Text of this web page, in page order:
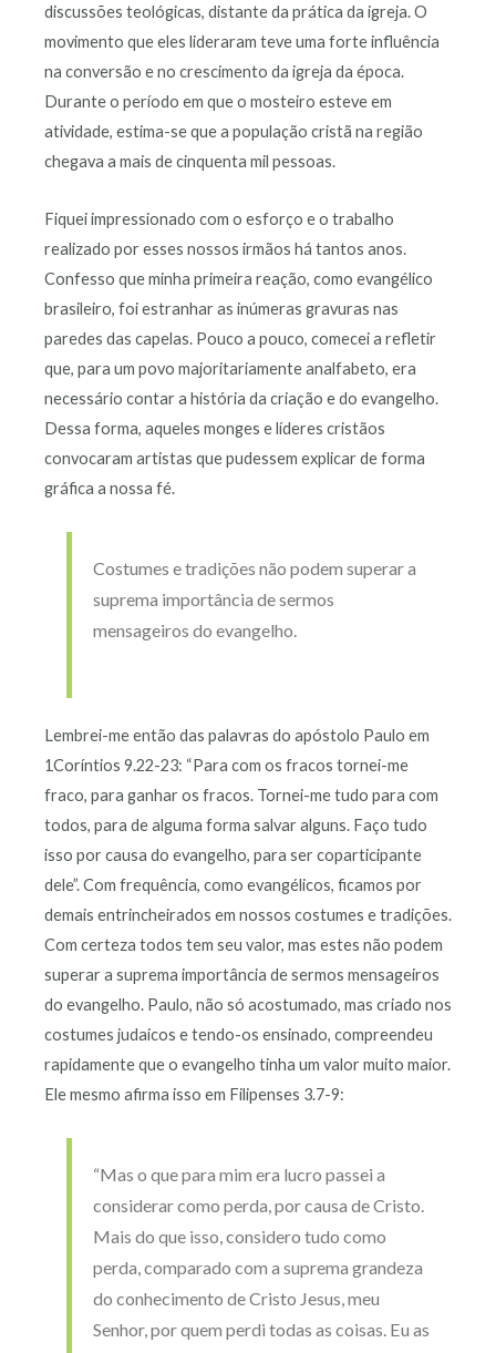
discussões teológicas, distante da prática da igreja. O
movimento que eles lideraram teve uma forte influência
na conversão e no crescimento da igreja da época.
Durante o período em que o mosteiro esteve em
atividade, estima-se que a população cristã na região
chegava a mais de cinquenta mil pessoas.
Fiquei impressionado com o esforço e o trabalho
realizado por esses nossos irmãos há tantos anos.
Confesso que minha primeira reação, como evangélico
brasileiro, foi estranhar as inúmeras gravuras nas
paredes das capelas. Pouco a pouco, comecei a refletir
que, para um povo majoritariamente analfabeto, era
necessário contar a história da criação e do evangelho.
Dessa forma, aqueles monges e líderes cristãos
convocaram artistas que pudessem explicar de forma
gráfica a nossa fé.
Costumes e tradições não podem superar a
suprema importância de sermos
mensageiros do evangelho.
Lembrei-me então das palavras do apóstolo Paulo em
1Coríntios 9.22-23: “Para com os fracos tornei-me
fraco, para ganhar os fracos. Tornei-me tudo para com
todos, para de alguma forma salvar alguns. Faço tudo
isso por causa do evangelho, para ser coparticipante
dele”. Com frequência, como evangélicos, ficamos por
demais entrincheirados em nossos costumes e tradições.
Com certeza todos tem seu valor, mas estes não podem
superar a suprema importância de sermos mensageiros
do evangelho. Paulo, não só acostumado, mas criado nos
costumes judaicos e tendo-os ensinado, compreendeu
rapidamente que o evangelho tinha um valor muito maior.
Ele mesmo afirma isso em Filipenses 3.7-9:
“Mas o que para mim era lucro passei a
considerar como perda, por causa de Cristo.
Mais do que isso, considero tudo como
perda, comparado com a suprema grandeza
do conhecimento de Cristo Jesus, meu
Senhor, por quem perdi todas as coisas. Eu as